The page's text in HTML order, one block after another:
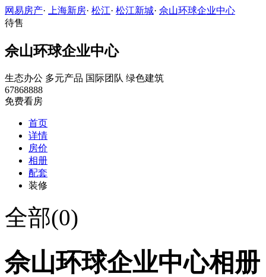
网易房产· 上海新房· 松江· 松江新城· 佘山环球企业中心
待售
佘山环球企业中心
生态办公 多元产品 国际团队 绿色建筑
67868888
免费看房
首页
详情
房价
相册
配套
装修
全部(0)
佘山环球企业中心相册